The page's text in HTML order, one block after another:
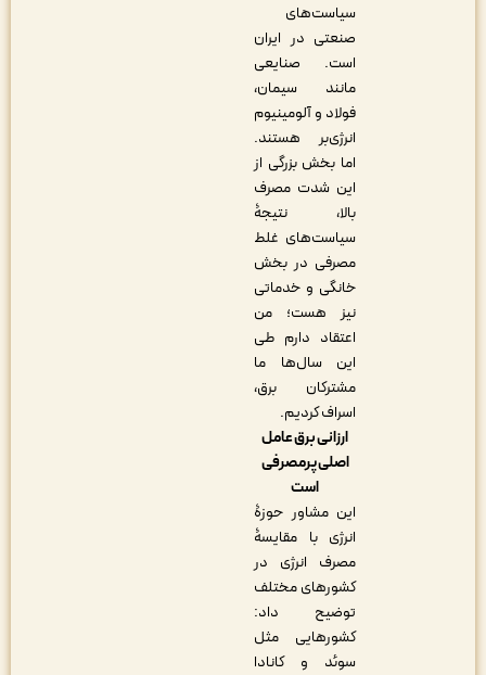
سیاست‌های
صنعتی در ایران
است. صنایعی
مانند سیمان،
فولاد و آلومینیوم
انرژی‌بر هستند.
اما بخش بزرگی از
این شدت مصرف
بالا، نتیجۀ
سیاست‌های غلط
مصرفی در بخش
خانگی و خدماتی
نیز هست؛ من
اعتقاد دارم طی
این سال‌ها ما
مشترکان برق،
اسراف کردیم.
ارزانی برق عامل
اصلی پرمصرفی
این مشاور حوزۀ
انرژی با مقایسۀ
مصرف انرژی در
کشورهای مختلف
توضیح داد:
کشورهایی مثل
سوئد و کانادا